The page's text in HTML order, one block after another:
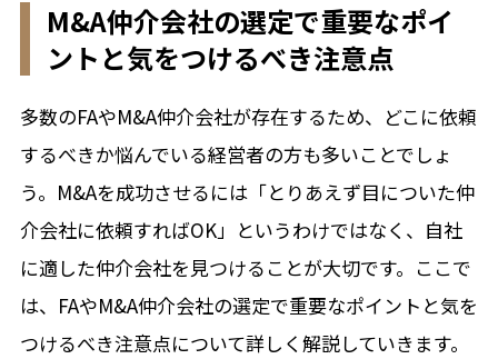
M&A仲介会社の選定で重要なポイ
ントと気をつけるべき注意点
多数のFAやM&A仲介会社が存在するため、どこに依頼
するべきか悩んでいる経営者の方も多いことでしょ
う。M&Aを成功させるには「とりあえず目についた仲
介会社に依頼すればOK」というわけではなく、自社
に適した仲介会社を見つけることが大切です。ここで
は、FAやM&A仲介会社の選定で重要なポイントと気を
つけるべき注意点について詳しく解説していきます。